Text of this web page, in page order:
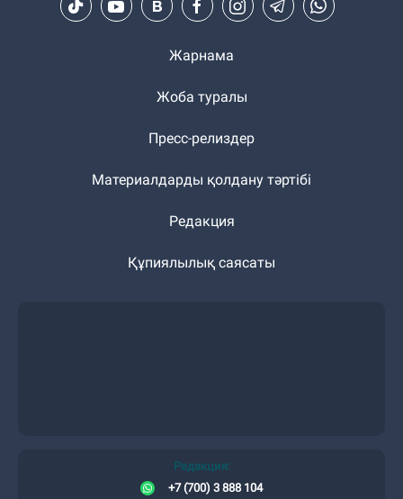
Жарнама
Жоба туралы
Пресс-релиздер
Материалдарды қолдану тәртібі
Редакция
Құпиялылық саясаты
Редакция:
+7 (700) 3 888 104